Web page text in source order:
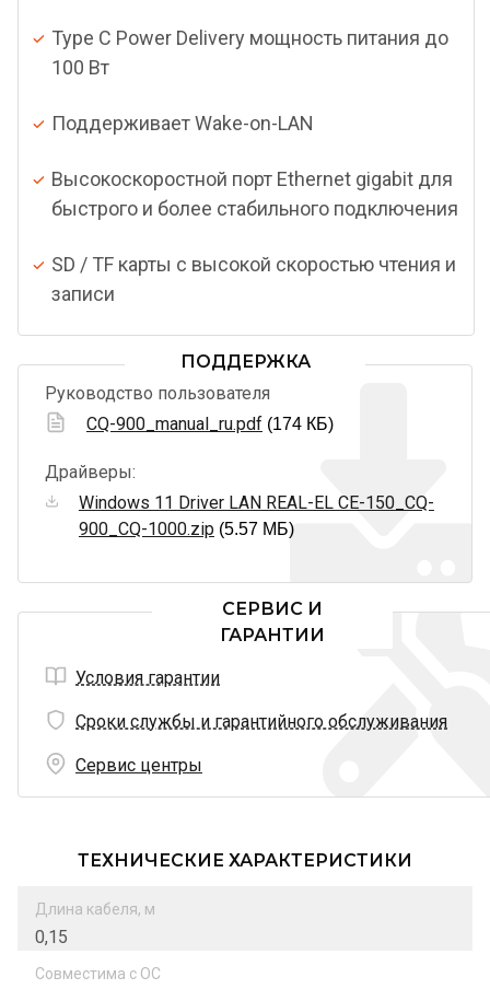
Type C Power Delivery мощность питания до
100 Вт
Поддерживает Wake-on-LAN
Высокоскоростной порт Ethernet gigabit для
быстрого и более стабильного подключения
SD / TF карты с высокой скоростью чтения и
записи
ПОДДЕРЖКА
Руководство пользователя
CQ-900_manual_ru.pdf (174 КБ)
Драйверы:
Windows 11 Driver LAN REAL-EL CE-150_CQ-
900_CQ-1000.zip (5.57 МБ)
СЕРВИС И
ГАРАНТИИ
Условия гарантии
Сроки службы и гарантийного обслуживания
Сервис центры
ТЕХНИЧЕСКИЕ ХАРАКТЕРИСТИКИ
Длина кабеля, м
0,15
Совместима с ОС